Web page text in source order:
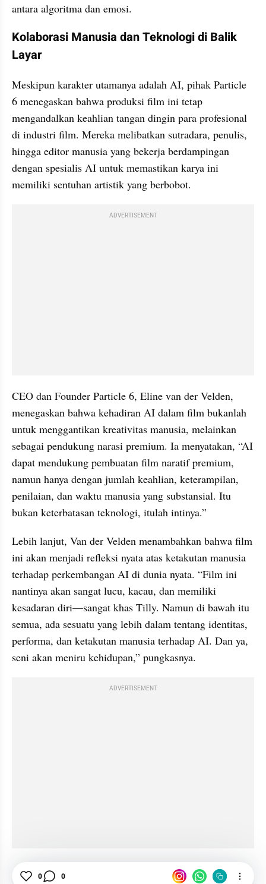
antara algoritma dan emosi.
Kolaborasi Manusia dan Teknologi di Balik
Layar
Meskipun karakter utamanya adalah AI, pihak Particle
6 menegaskan bahwa produksi film ini tetap
mengandalkan keahlian tangan dingin para profesional
di industri film. Mereka melibatkan sutradara, penulis,
hingga editor manusia yang bekerja berdampingan
dengan spesialis AI untuk memastikan karya ini
memiliki sentuhan artistik yang berbobot.
ADVERTISEMENT
CEO dan Founder Particle 6, Eline van der Velden,
menegaskan bahwa kehadiran AI dalam film bukanlah
untuk menggantikan kreativitas manusia, melainkan
sebagai pendukung narasi premium. Ia menyatakan, “AI
dapat mendukung pembuatan film naratif premium,
namun hanya dengan jumlah keahlian, keterampilan,
penilaian, dan waktu manusia yang substansial. Itu
bukan keterbatasan teknologi, itulah intinya.”
Lebih lanjut, Van der Velden menambahkan bahwa film
ini akan menjadi refleksi nyata atas ketakutan manusia
terhadap perkembangan AI di dunia nyata. “Film ini
nantinya akan sangat lucu, kacau, dan memiliki
kesadaran diri—sangat khas Tilly. Namun di bawah itu
semua, ada sesuatu yang lebih dalam tentang identitas,
performa, dan ketakutan manusia terhadap AI. Dan ya,
seni akan meniru kehidupan,” pungkasnya.
ADVERTISEMENT
Artificial Intelligence
0 0